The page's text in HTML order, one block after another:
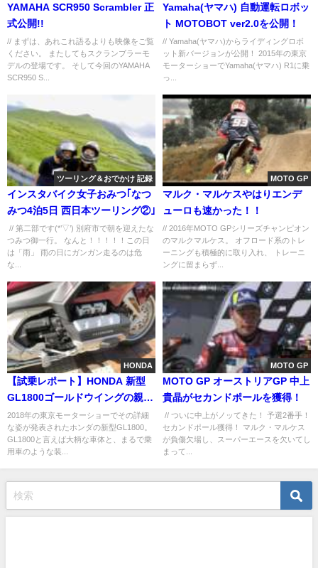
YAMAHA SCR950 Scrambler 正
式公開!!
// まずは、あれこれ語るよりも映像をご覧
ください。 またしてもスクランブラーモ
デルの登場です。 そして今回のYAMAHA
SCR950 S...
Yamaha(ヤマハ) 自動運転ロボッ
ト MOTOBOT ver2.0を公開！
// Yamaha(ヤマハ)からライディングロボ
ット新バージョンが公開！ 2015年の東京
モーターショーでYamaha(ヤマハ) R1に乗
っ...
ツーリング＆おでかけ 記録
インスタバイク女子おみつ｢なつ
みつ4泊5日 西日本ツーリング②｣
// 第二部です(*’▽’) 別府市で朝を迎えたな
つみつ御一行。 なんと！！！！！この日
は「雨」 雨の日にガンガン走るのは危
な...
MOTO GP
マルク・マルケスやはりエンデ
ューロも速かった！！
// 2016年MOTO GPシリーズチャンピオン
のマルクマルケス。 オフロード系のトレ
ーニングも積極的に取り入れ、 トレーニ
ングに留まらず...
HONDA
【試乗レポート】HONDA 新型
GL1800ゴールドウイングの親し
みやすい乗り味
2018年の東京モーターショーでその詳細
な姿が発表されたホンダの新型GL1800。
GL1800と言えば大柄な車体と、まるで乗
用車のような装...
MOTO GP
MOTO GP オーストリアGP 中上
貴晶がセカンドポールを獲得！
// ついに中上がノッてきた！ 予選2番手！
セカンドポール獲得！ マルク・マルケス
が負傷欠場し、スーパーエースを欠いてし
まって...